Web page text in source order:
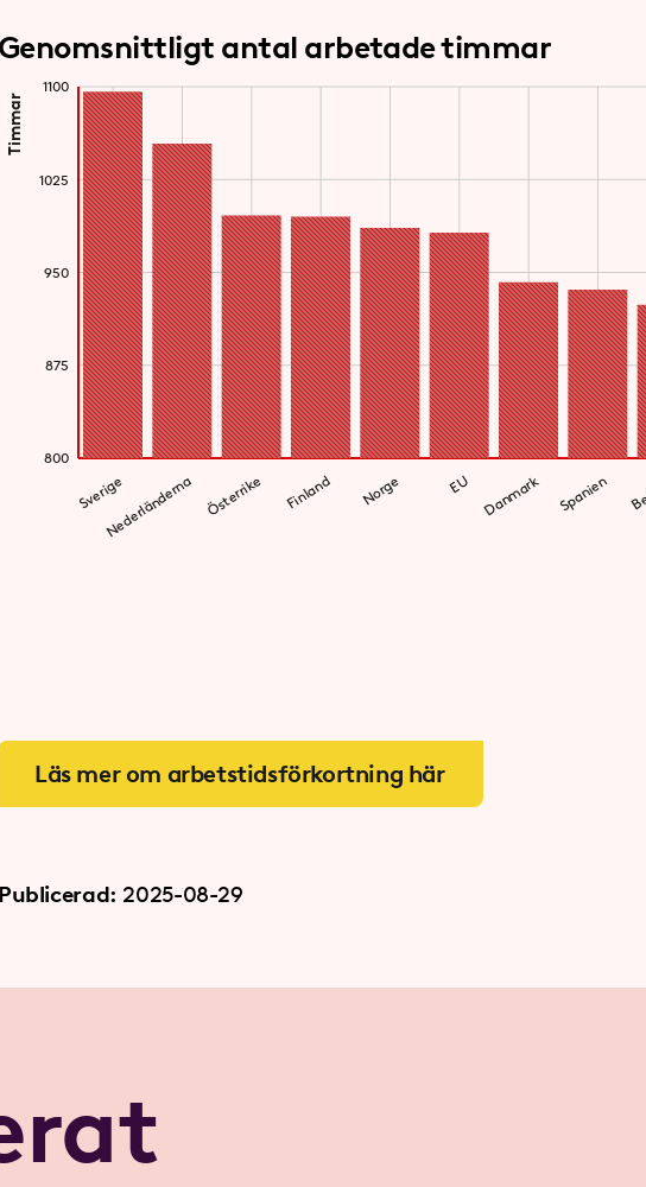
Genomsnittligt antal arbetade timmar
SverigeNederländerna Österrike Finland Norge EU Danmark Spanien
800
875
950
1025
1100
Timmar
Läs mer om arbetstidsförkortning här
Publicerad: 2025-08-29